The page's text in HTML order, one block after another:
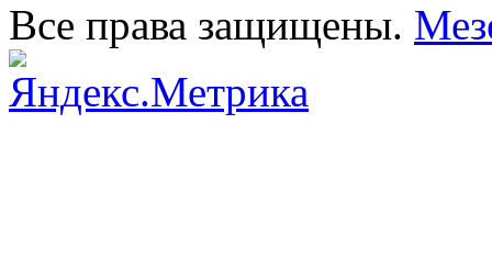
Все права защищены.